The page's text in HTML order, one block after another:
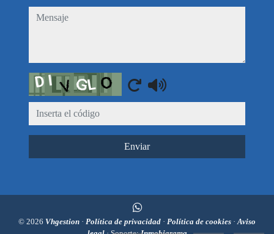
mensaje
Captcha
Enviar
© 2026 Vhgestion · Política de privacidad · Política de cookies ·Aviso